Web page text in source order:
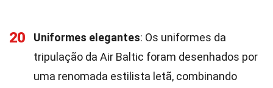
20 Uniformes elegantes: Os uniformes da
tripulação da Air Baltic foram desenhados por
uma renomada estilista letã, combinando